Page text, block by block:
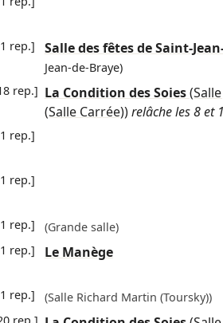
rep.] Salle des fêtes de Saint-
Jean-de-Braye)
rep.] La Condition des Soies
(Salle Carrée))relâche les 8 et
rep.]
rep.]
rep.] (Grande salle)
rep.] Le Manège
rep.] (Salle Richard Martin (Toursky))